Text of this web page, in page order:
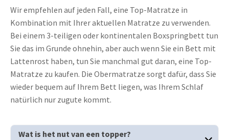
Wir empfehlen auf jeden Fall, eine Top-Matratze in
Kombination mit Ihrer aktuellen Matratze zu verwenden.
Bei einem 3-teiligen oder kontinentalen Boxspringbett tun
Sie das im Grunde ohnehin, aber auch wenn Sie ein Bett mit
Lattenrost haben, tun Sie manchmal gut daran, eine Top-
Matratze zu kaufen. Die Obermatratze sorgt dafür, dass Sie
wieder bequem auf Ihrem Bett liegen, was Ihrem Schlaf
natürlich nur zugute kommt.
Wat is het nut van een topper?